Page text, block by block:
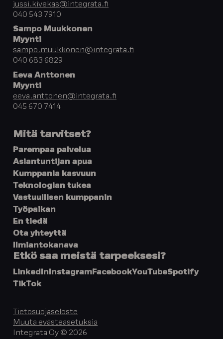
jussi.kivekas@integrata.fi
040 543 7910
Sampo Muukkonen
Myynti
sampo.muukkonen@integrata.fi
040 683 6829
Eeva Anttonen
Myynti
eeva.anttonen@integrata.fi
045 670 7414
Mitä tarvitset?
Parempaa palvelua
Asiantuntijan apua
Kumppania kasvuun
Teknologian tukea
Vastuullisen kumppanin
Työpaikan
En tiedä
Ota yhteyttä
Ilmiantokanava
Etkö saa meistä tarpeeksesi?
LinkedIn Instagram FacebookYouTubeSpotify
TikTok
Tietosuojaseloste
Muuta evästeasetuksia
Integrata Oy © 2026